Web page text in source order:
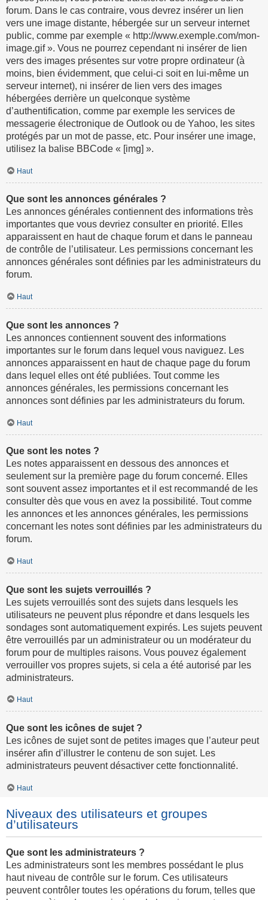
forum. Dans le cas contraire, vous devrez insérer un lien
vers une image distante, hébergée sur un serveur internet
public, comme par exemple « http://www.exemple.com/mon-
image.gif ». Vous ne pourrez cependant ni insérer de lien
vers des images présentes sur votre propre ordinateur (à
moins, bien évidemment, que celui-ci soit en lui-même un
serveur internet), ni insérer de lien vers des images
hébergées derrière un quelconque système
d’authentification, comme par exemple les services de
messagerie électronique de Outlook ou de Yahoo, les sites
protégés par un mot de passe, etc. Pour insérer une image,
utilisez la balise BBCode « [img] ».
Haut
Que sont les annonces générales ?
Les annonces générales contiennent des informations très
importantes que vous devriez consulter en priorité. Elles
apparaissent en haut de chaque forum et dans le panneau
de contrôle de l’utilisateur. Les permissions concernant les
annonces générales sont définies par les administrateurs du
forum.
Haut
Que sont les annonces ?
Les annonces contiennent souvent des informations
importantes sur le forum dans lequel vous naviguez. Les
annonces apparaissent en haut de chaque page du forum
dans lequel elles ont été publiées. Tout comme les
annonces générales, les permissions concernant les
annonces sont définies par les administrateurs du forum.
Haut
Que sont les notes ?
Les notes apparaissent en dessous des annonces et
seulement sur la première page du forum concerné. Elles
sont souvent assez importantes et il est recommandé de les
consulter dès que vous en avez la possibilité. Tout comme
les annonces et les annonces générales, les permissions
concernant les notes sont définies par les administrateurs du
forum.
Haut
Que sont les sujets verrouillés ?
Les sujets verrouillés sont des sujets dans lesquels les
utilisateurs ne peuvent plus répondre et dans lesquels les
sondages sont automatiquement expirés. Les sujets peuvent
être verrouillés par un administrateur ou un modérateur du
forum pour de multiples raisons. Vous pouvez également
verrouiller vos propres sujets, si cela a été autorisé par les
administrateurs.
Haut
Que sont les icônes de sujet ?
Les icônes de sujet sont de petites images que l’auteur peut
insérer afin d’illustrer le contenu de son sujet. Les
administrateurs peuvent désactiver cette fonctionnalité.
Haut
Niveaux des utilisateurs et groupes
d’utilisateurs
Que sont les administrateurs ?
Les administrateurs sont les membres possédant le plus
haut niveau de contrôle sur le forum. Ces utilisateurs
peuvent contrôler toutes les opérations du forum, telles que